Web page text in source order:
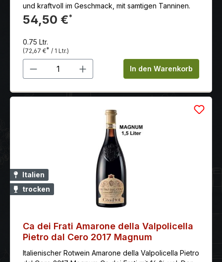
und kraftvoll im Geschmack, mit samtigen Tanninen.
54,50 €*
0.75 Ltr.
(72,67 €* / 1 Ltr.)
Produkt Anzahl: Gib denIn den Warenkorb
Italien
trocken
Ca dei Frati Amarone della Valpolicella
Pietro dal Cero 2017 Magnum
Italienischer Rotwein Amarone della Valpolicella Pietro